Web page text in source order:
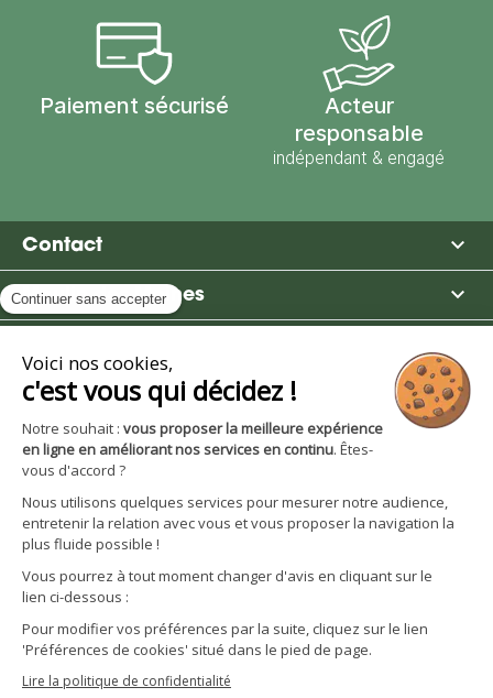
Paiement sécurisé
Acteur
responsable
indépendant & engagé
Contact 
Moulin des Moines 
Avantages et services 